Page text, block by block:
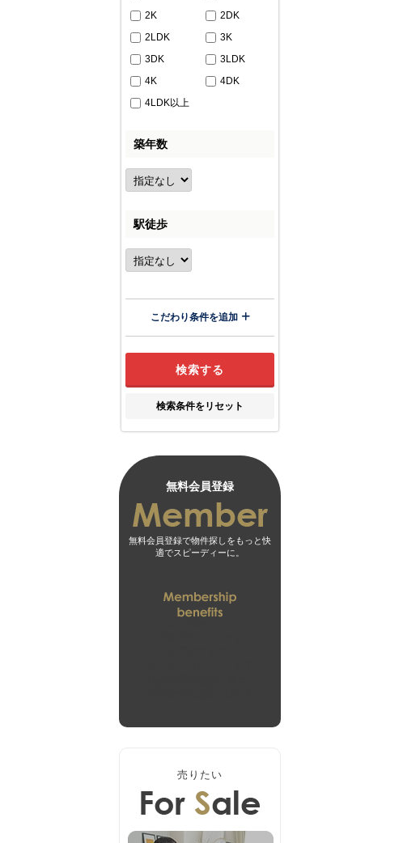
2K
2DK
2LDK
3K
3DK
3LDK
4K
4DK
4LDK以上
築年数
駅徒歩
こだわり条件を追加
検索条件をリセット
無料会員登録
無料会員登録で物件探しをもっと快
適でスピーディーに。
売りたい